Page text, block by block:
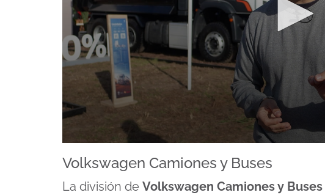
seconds
of
minutes,
Volkswagen Camiones y Buses
La división de Volkswagen Camiones y Buses